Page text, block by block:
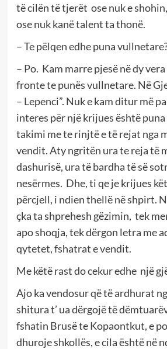
të cilën të tjerët ose nuk e
ose nuk kanë talent ta thonë.
– Te pëlqen edhe puna
– Po. Kam marre pjesë në dy
fronte te punës vullnetare. Në
– Lepenci”. Nuk e kam ditur më
interes për një krijues është
takimi me te rinjtë e të rejat nga
vendit. Aty ngritën ura te reja të
dashurisë, ura të bardha të së
nesërmes. Dhe, ti qe je krijues
përcjell, i ndien thellë në shpirt.
çka ta shprehesh gëzimin, tek
apo shoqja, tek dërgon letra me
qytetet, fshatrat e vendit.
Me këtë rast do cekur edhe një
Ajo ka vendosur që të ardhurat
shitura t’ ua dërgojë të
fshatin Brusë te Kopaontkut, e
dhuroje shkollës, e cila është në